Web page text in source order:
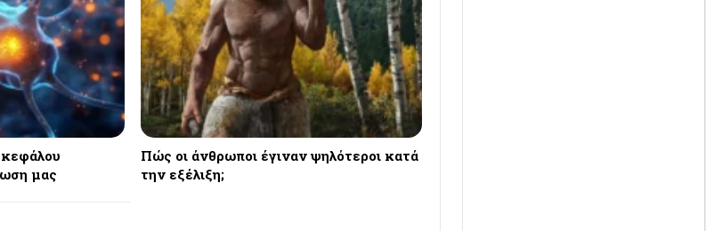
μας
Πώς οι άνθρωποι έγιναν ψηλότεροι κατά
την εξέλιξη;